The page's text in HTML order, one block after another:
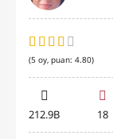
(5 oy, puan: 4.80)
212.9B 18